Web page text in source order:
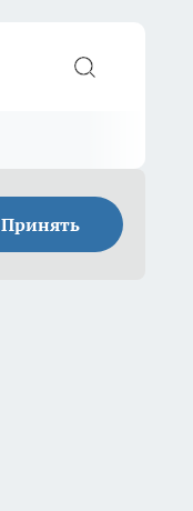
Принять